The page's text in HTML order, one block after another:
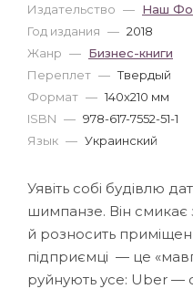
Издательство — Наш
Год издания — 2018
Жанр — Бизнес-книги
Переплет — Твердый
Формат — 140x210 мм
ISBN — 978-617-7552-51-1
Язык — Украинский
Уявіть собі будівлю
шимпанзе. Він смикає
й розносить
підприємці — це
руйнують усе: Uber —